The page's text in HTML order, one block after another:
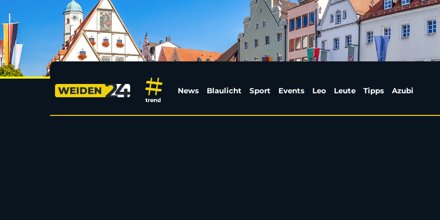
Plakate zum „Tag der Bundeswehr” in
News Blaulicht Sport Events Leo Leute Tipps Azubi